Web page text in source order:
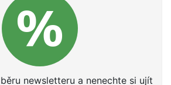
newsletteru a nenechte si ujít